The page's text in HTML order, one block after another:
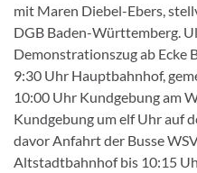
mit Maren Diebel-Ebers,
DGB Baden-Württemberg.
Demonstrationszug ab Ecke
9:30 Uhr Hauptbahnhof,
10:00 Uhr Kundgebung am
Kundgebung um elf Uhr auf
davor Anfahrt der Busse
Altstadtbahnhof bis 10:15